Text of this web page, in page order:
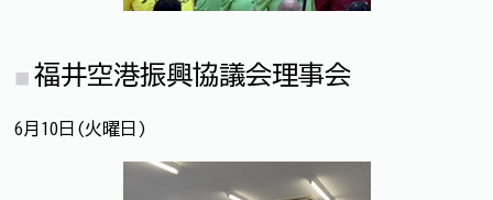
福井空港振興協議会理事会
6月10日(火曜日)